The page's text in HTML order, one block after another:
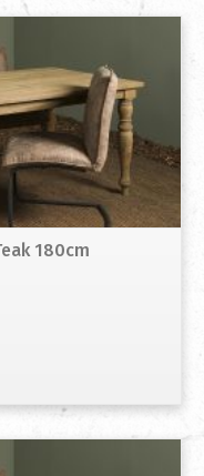
180cm